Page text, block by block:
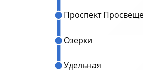
Удельная
Озерки
Проспект